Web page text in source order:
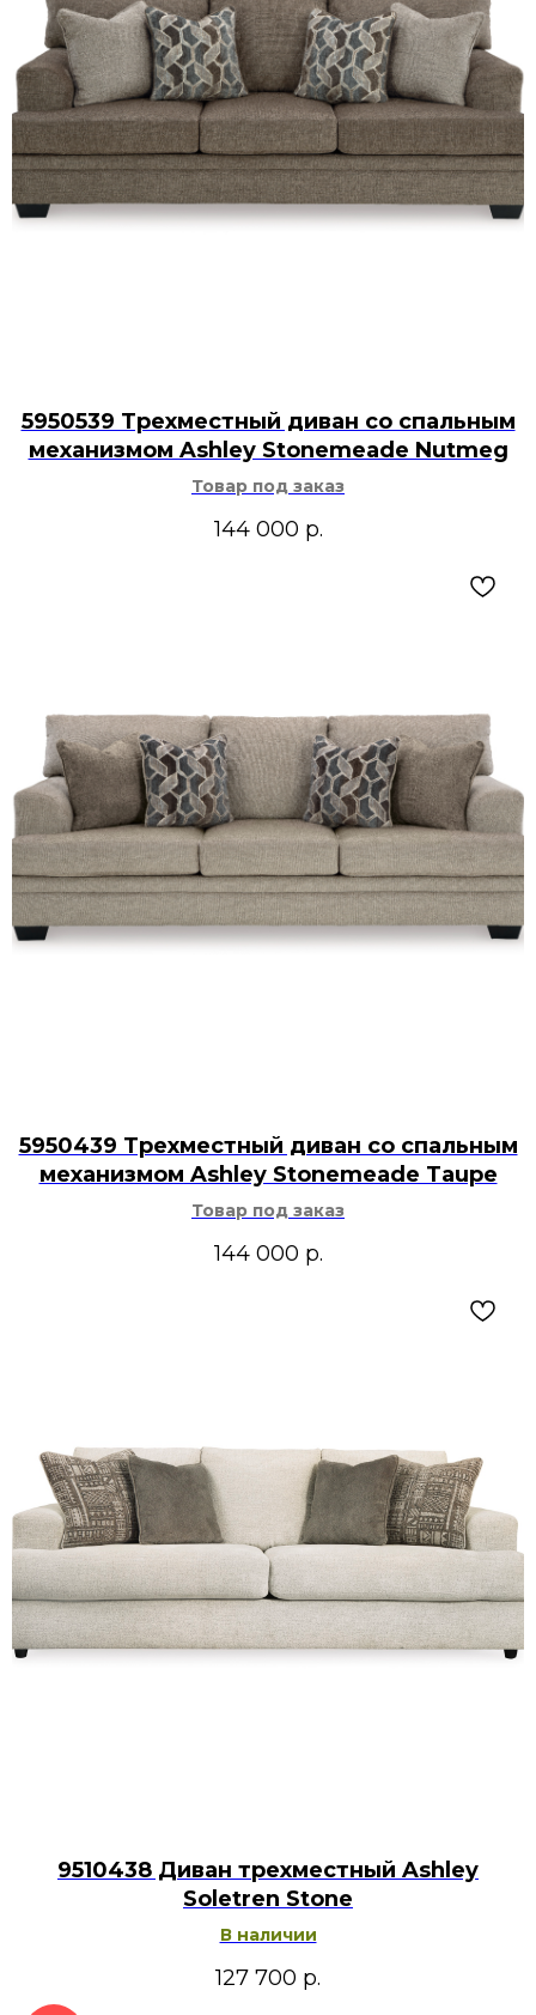
5950539 Трехместный диван со спальным
механизмом Ashley Stonemeade Nutmeg
Товар под заказ
144 000 р.
5950439 Трехместный диван со спальным
механизмом Ashley Stonemeade Taupe
Товар под заказ
144 000 р.
9510438 Диван трехместный Ashley
Soletren Stone
В наличии
127 700 р.